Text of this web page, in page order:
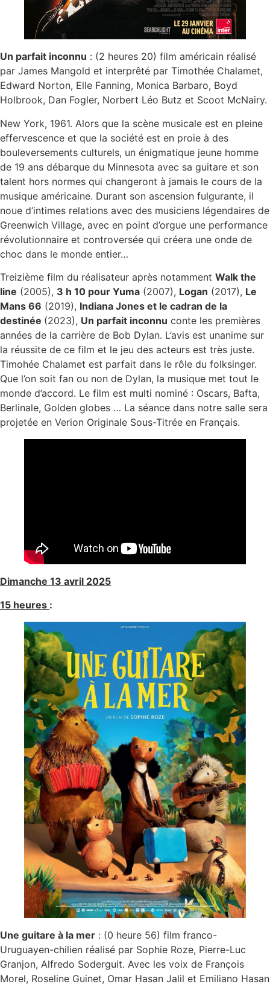
Un parfait inconnu : (2 heures 20) film américain réalisé
par James Mangold et interprêté par Timothée Chalamet,
Edward Norton, Elle Fanning, Monica Barbaro, Boyd
Holbrook, Dan Fogler, Norbert Léo Butz et Scoot McNairy.
New York, 1961. Alors que la scène musicale est en pleine
effervescence et que la société est en proie à des
bouleversements culturels, un énigmatique jeune homme
de 19 ans débarque du Minnesota avec sa guitare et son
talent hors normes qui changeront à jamais le cours de la
musique américaine. Durant son ascension fulgurante, il
noue d’intimes relations avec des musiciens légendaires de
Greenwich Village, avec en point d’orgue une performance
révolutionnaire et controversée qui créera une onde de
choc dans le monde entier…
Treizième film du réalisateur après notamment Walk the
line (2005), 3 h 10 pour Yuma (2007), Logan (2017), Le
Mans 66 (2019), Indiana Jones et le cadran de la
destinée (2023), Un parfait inconnu conte les premières
années de la carrière de Bob Dylan. L’avis est unanime sur
la réussite de ce film et le jeu des acteurs est très juste.
Timohée Chalamet est parfait dans le rôle du folksinger.
Que l’on soit fan ou non de Dylan, la musique met tout le
monde d’accord. Le film est multi nominé : Oscars, Bafta,
Berlinale, Golden globes … La séance dans notre salle sera
projetée en Verion Originale Sous-Titrée en Français.
Dimanche 13 avril 2025
15 heures :
Une guitare à la mer : (0 heure 56) film franco-
Uruguayen-chilien réalisé par Sophie Roze, Pierre-Luc
Granjon, Alfredo Soderguit. Avec les voix de François
Morel, Roseline Guinet, Omar Hasan Jalil et Emiliano Hasan